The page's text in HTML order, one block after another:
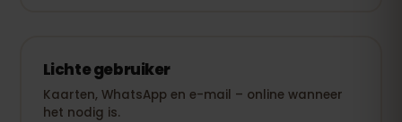
Lichte gebruiker
Kaarten, WhatsApp en e-mail – online wanneer
het nodig is.